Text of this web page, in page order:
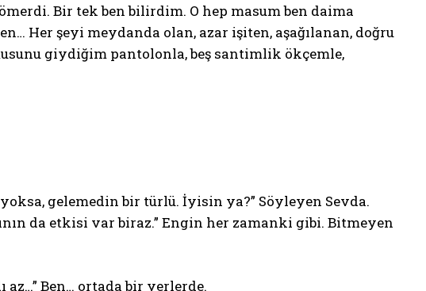
Bir tek ben bilirdim. O hep masum ben daima
Her şeyi meydanda olan, azar işiten, aşağılanan, doğru
giydiğim pantolonla, beş santimlik ökçemle,
gelemedin bir türlü. İyisin ya?” Söyleyen Sevda.
da etkisi var biraz.” Engin her zamanki gibi. Bitmeyen
az…” Ben… ortada bir yerlerde.